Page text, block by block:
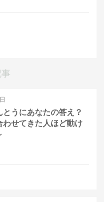
とうにあなたの答え？
わせてきた人ほど動け